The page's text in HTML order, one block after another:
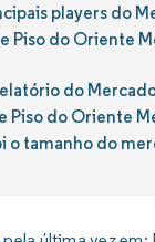
players do
Piso do Oriente
do
Piso do Oriente
o tamanho do